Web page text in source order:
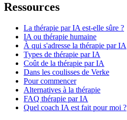
Ressources
La thérapie par IA est-elle sûre ?
IA ou thérapie humaine
À qui s'adresse la thérapie par IA
Types de thérapie par IA
Coût de la thérapie par IA
Dans les coulisses de Verke
Pour commencer
Alternatives à la thérapie
FAQ thérapie par IA
Quel coach IA est fait pour moi ?